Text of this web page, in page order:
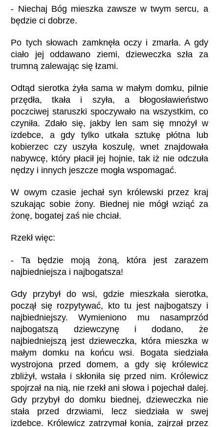
- Niechaj Bóg mieszka zawsze w twym sercu, a
będzie ci dobrze.
Po tych słowach zamknęła oczy i zmarła. A gdy
ciało jej oddawano ziemi, dzieweczka szła za
trumną zalewając się łzami.
Odtąd sierotka żyła sama w małym domku, pilnie
przędła, tkała i szyła, a błogosławieństwo
poczciwej staruszki spoczywało na wszystkim, co
czyniła. Zdało się, jakby len sam się mnożył w
izdebce, a gdy tylko utkała sztukę płótna lub
kobierzec czy uszyła koszulę, wnet znajdowała
nabywcę, który płacił jej hojnie, tak iż nie odczuła
nędzy i innych jeszcze mogła wspomagać.
W owym czasie jechał syn królewski przez kraj
szukając sobie żony. Biednej nie mógł wziąć za
żonę, bogatej zaś nie chciał.
Rzekł więc:
- Ta będzie moją żoną, która jest zarazem
najbiedniejsza i najbogatsza!
Gdy przybył do wsi, gdzie mieszkała sierotka,
począł się rozpytywać, kto tu jest najbogatszy i
najbiedniejszy. Wymieniono mu nasamprzód
najbogatszą dziewczynę i dodano, że
najbiedniejszą jest dzieweczka, która mieszka w
małym domku na końcu wsi. Bogata siedziała
wystrojona przed domem, a gdy się królewicz
zbliżył, wstała i skłoniła się przed nim. Królewicz
spojrzał na nią, nie rzekł ani słowa i pojechał dalej.
Gdy przybył do domku biednej, dzieweczka nie
stała przed drzwiami, lecz siedziała w swej
izdebce. Królewicz zatrzymał konia, zajrzał przez